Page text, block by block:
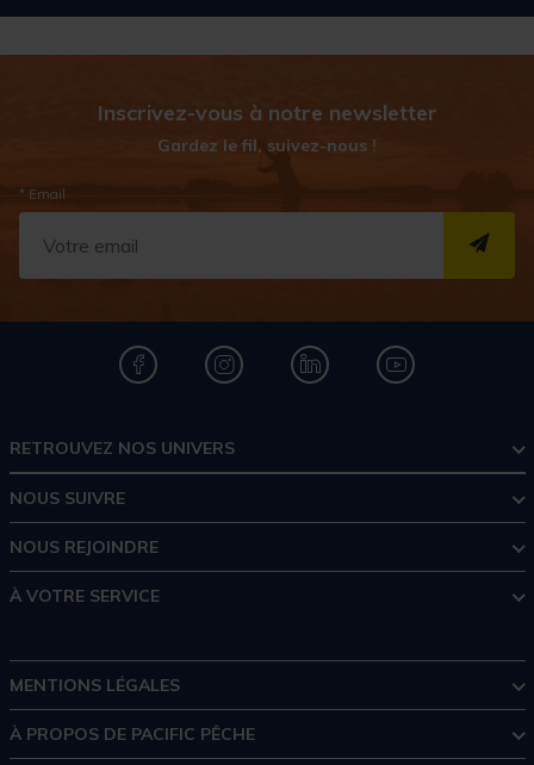
Inscrivez-vous à notre newsletter
Gardez le fil, suivez-nous !
* Email
RETROUVEZ NOS UNIVERS
NOUS SUIVRE
NOUS REJOINDRE
À VOTRE SERVICE
MENTIONS LÉGALES
À PROPOS DE PACIFIC PÊCHE